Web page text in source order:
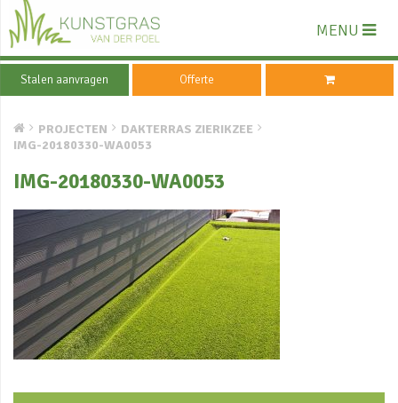
MENU
Stalen aanvragen Offerte
PROJECTEN
DAKTERRAS ZIERIKZEE
IMG-20180330-WA0053
IMG-20180330-WA0053